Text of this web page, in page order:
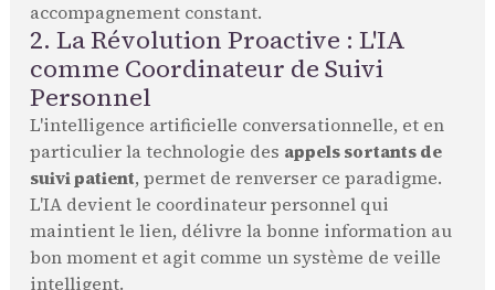
accompagnement constant.
2. La Révolution Proactive : L'IA
comme Coordinateur de Suivi
Personnel
L'intelligence artificielle conversationnelle, et en
particulier la technologie des appels sortants de
suivi patient, permet de renverser ce paradigme.
L'IA devient le coordinateur personnel qui
maintient le lien, délivre la bonne information au
bon moment et agit comme un système de veille
intelligent.